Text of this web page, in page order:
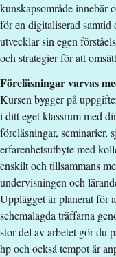
Akademiska poäng
Vi har digitala träffar
också två kortare
Studieavgift
10300 kr - OBS! Gäller
Schweiz.
Har du frågor
Linnéa Stenliden
+4611363372
kunskapsområde innebär
för en digitaliserad
utvecklar sin egen
och strategier för att
Föreläsningar varvas
Kursen bygger på
i ditt eget klassrum med
föreläsningar, seminarier,
erfarenhetsutbyte med
enskilt och tillsammans
undervisningen och
Upplägget är planerat för
schemalagda träffarna
stor del av arbetet gör du
hp och också tempot är